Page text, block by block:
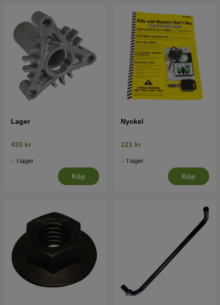
Lager
433 kr
I lager
Köp
Nyckel
121 kr
I lager
Köp